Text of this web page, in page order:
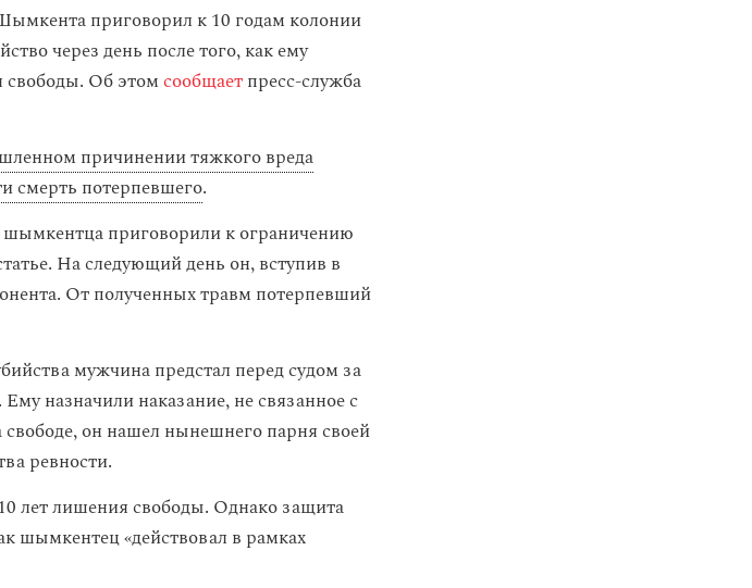
приговорил к 10 годам колонии
через день после того, как ему
свободы. Об этомсообщаетпресс-служба
причинении тяжкого вреда
смерть потерпевшего.
шымкентца приговорили к ограничению
На следующий день он, вступив в
От полученных травм потерпевший
мужчина предстал перед судом за
назначили наказание, не связанное с
он нашел нынешнего парня своей
ревности.
лет лишения свободы. Однако защита
шымкентец «действовал в рамках